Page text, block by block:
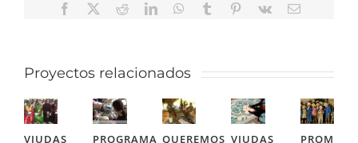
Facebook RedditLinkedInWhatsApp
Tumblr Pinterest
Vk
Correo
Proyectos relacionados
VIUDAS
PROGRAMA QUEREMOS VIUDAS